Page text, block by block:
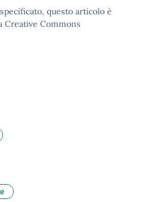
questo articolo è
Creative Commons